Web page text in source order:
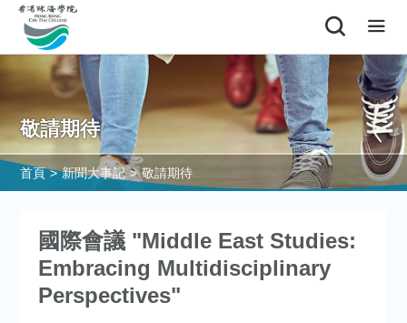
敬請期待
首頁 > 新聞大事記 > 敬請期待
國際會議 "Middle East Studies:
Embracing Multidisciplinary
Perspectives"